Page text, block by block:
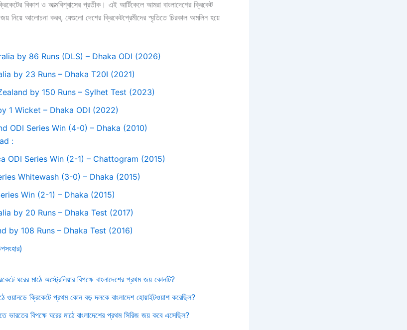
বিকাশ ও আত্মবিশ্বাসের প্রতীক। এই আর্টিকেলে আমরা বাংলাদেশের ক্রিকেট
জয় নিয়ে আলোচনা করব, যেগুলো দেশের ক্রিকেটপ্রেমীদের স্মৃতিতে চিরকাল অমলিন হয়ে
by 86 Runs (DLS) – Dhaka ODI (2026)
by 23 Runs – Dhaka T20I (2021)
by 150 Runs – Sylhet Test (2023)
1 Wicket – Dhaka ODI (2022)
ODI Series Win (4-0) – Dhaka (2010)
:
ODI Series Win (2-1) – Chattogram (2015)
Whitewash (3-0) – Dhaka (2015)
Win (2-1) – Dhaka (2015)
by 20 Runs – Dhaka Test (2017)
by 108 Runs – Dhaka Test (2016)
ঘরের মাঠে অস্ট্রেলিয়ার বিপক্ষে বাংলাদেশের প্রথম জয় কোনটি?
ওয়ানডে ক্রিকেটে প্রথম কোন বড় দলকে বাংলাদেশ হোয়াইটওয়াশ করেছিল?
ভারতের বিপক্ষে ঘরের মাঠে বাংলাদেশের প্রথম সিরিজ জয় কবে এসেছিল?